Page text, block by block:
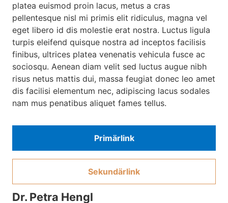
platea euismod proin lacus, metus a cras
pellentesque nisl mi primis elit ridiculus, magna vel
eget libero id dis molestie erat nostra. Luctus ligula
turpis eleifend quisque nostra ad inceptos facilisis
finibus, ultrices platea venenatis vehicula fusce ac
sociosqu. Aenean diam velit sed luctus augue nibh
risus netus mattis dui, massa feugiat donec leo amet
dis facilisi elementum nec, adipiscing lacus sodales
nam mus penatibus aliquet fames tellus.
Primärlink
Sekundärlink
Dr. Petra Hengl